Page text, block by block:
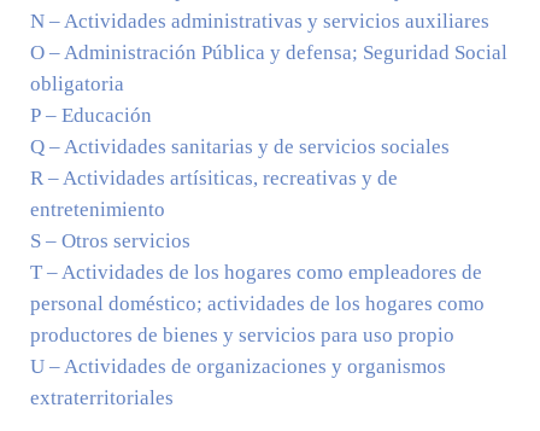
N – Actividades administrativas y servicios auxiliares
O – Administración Pública y defensa; Seguridad Social
obligatoria
P – Educación
Q – Actividades sanitarias y de servicios sociales
R – Actividades artísiticas, recreativas y de
entretenimiento
S – Otros servicios
T – Actividades de los hogares como empleadores de
personal doméstico; actividades de los hogares como
productores de bienes y servicios para uso propio
U – Actividades de organizaciones y organismos
extraterritoriales